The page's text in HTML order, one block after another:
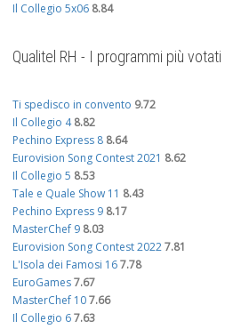
Il Collegio 5x06 8.84
Qualitel RH - I programmi più votati
Ti spedisco in convento 9.72
Il Collegio 4 8.82
Pechino Express 8 8.64
Eurovision Song Contest 2021 8.62
Il Collegio 5 8.53
Tale e Quale Show 11 8.43
Pechino Express 9 8.17
MasterChef 9 8.03
Eurovision Song Contest 20227.81
L'Isola dei Famosi 167.78
EuroGames7.67
MasterChef 107.66
Il Collegio 67.63